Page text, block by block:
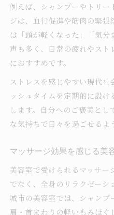
例えば、シャンプーやトリー
ジは、血行促進や筋肉の緊
は「頭が軽くなった」「気分
声も多く、日常の疲れやスト
におすすめです。
ストレスを感じやすい現代社
ッシュタイムを定期的に設
します。自分へのご褒美とし
な気持ちで日々を過ごせるよ
マッサージ効果を感じる美
美容室で受けられるマッサー
でなく、全身のリラクゼーシ
城市の美容室では、シャンプ
肩・首まわりの軽いもみほぐ